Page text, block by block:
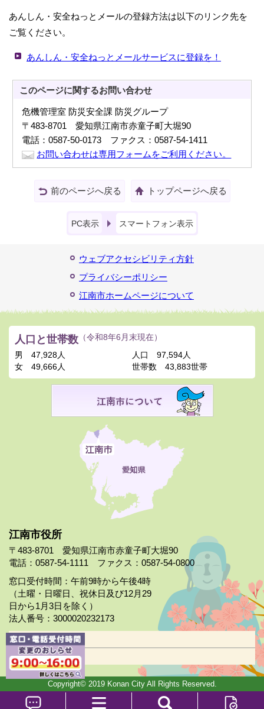
あんしん・安全ねっとメールの登録方法は以下のリンク先を
ご覧ください。
あんしん・安全ねっとメールサービスに登録を！
このページに関するお問い合わせ
危機管理室 防災安全課 防災グループ
〒483-8701 愛知県江南市赤童子町大堀90
電話：0587-50-0173 ファクス：0587-54-1411
お問い合わせは専用フォームをご利用ください。
前のページへ戻る トップページへ戻る
PC表示 スマートフォン表示
ウェブアクセシビリティ方針
プライバシーポリシー
江南市ホームページについて
江南市役所
〒483-8701 愛知県江南市赤童子町大堀90
電話：0587-54-1111 ファクス：0587-54-0800
窓口受付時間：午前9時から午後4時
（土曜・日曜日、祝休日及び12月29
日から1月3日を除く）
法人番号：3000020232173
市役所案内
日曜市役所
人口と世帯数 （令和8年6月末現在）
男
47,928人
女
49,666人
人口
97,594人
世帯数
43,883世帯
Copyright© 2019 Konan City All Rights Reserved.